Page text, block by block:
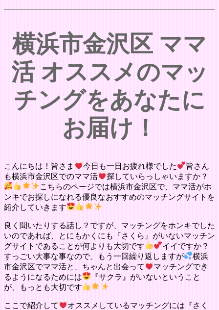
横浜市金沢区 ママ
活 オススメのマッ
チングをあなたに
お届け！
こんにちは！皆さま 今日も一日お疲れ様でした
皆さん
も横浜市金沢区でのママ活
探していらっしゃいますか？
こちらのページでは横浜市金沢区で、ママ活がホ
ンキでお探しになれる優良なおすすめのマッチングサイトを
紹介していきます
良く聞いたりする話し？ですが、マッチングをホンキでした
いのであれば、とにもかくにも『さくら』がいないマッチン
グサイトであることが何よりも大切です
イイですか？
すっごい大事な事なので、もう一回繰り返しますが
横浜
市金沢区でママ活と、ちゃんと出会って
マッチングでき
るようになるためには
『サクラ』がいないということ
が、もっとも大切です
ここで紹介して
オススメしているマッチングには『さく